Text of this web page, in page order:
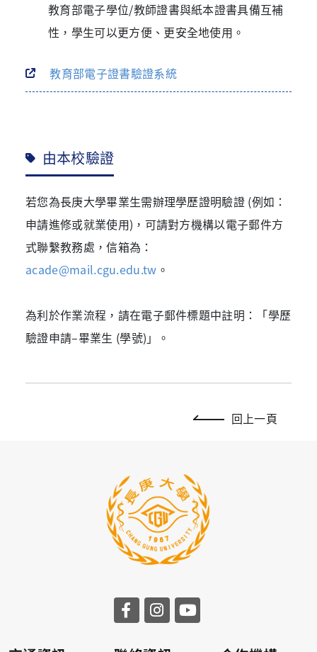
教育部電子學位/教師證書與紙本證書具備互補
性，學生可以更方便、更安全地使用。
教育部電子證書驗證系統
由本校驗證
若您為長庚大學畢業生需辦理學歷證明驗證 (例如：
申請進修或就業使用)，可請對方機構以電子郵件方
式聯繫教務處，信箱為：
acade@mail.cgu.edu.tw 。
為利於作業流程，請在電子郵件標題中註明：「學歷
驗證申請–畢業生 (學號)」。
回上一頁